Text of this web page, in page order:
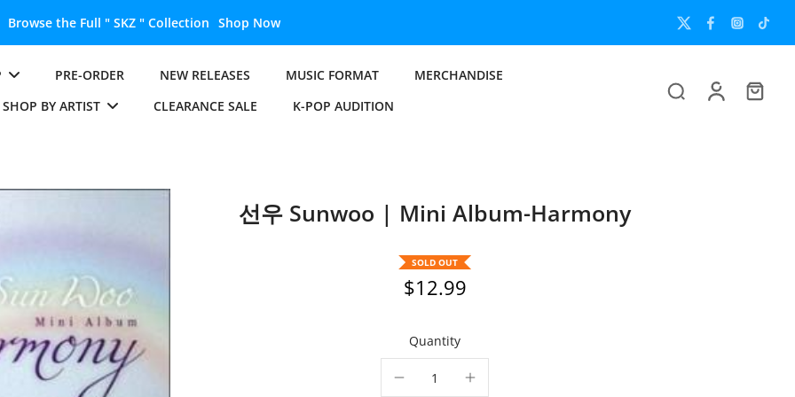
Unlock the Full " BTS " Collection
PRE-ORDER NEW RELEASES MUSIC FORMAT
MERCHANDISE
SHOP BY ARTIST
CLEARANCE SALE K-POP AUDITION
선우 Sunwoo | Mini Album-Harmony
SOLD OUT
$12.99
Quantity